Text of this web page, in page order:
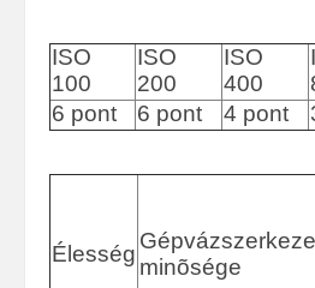
ISO
100
ISO
200
ISO
400
6 pont
6 pont 4 pont
Élesség
minõsége